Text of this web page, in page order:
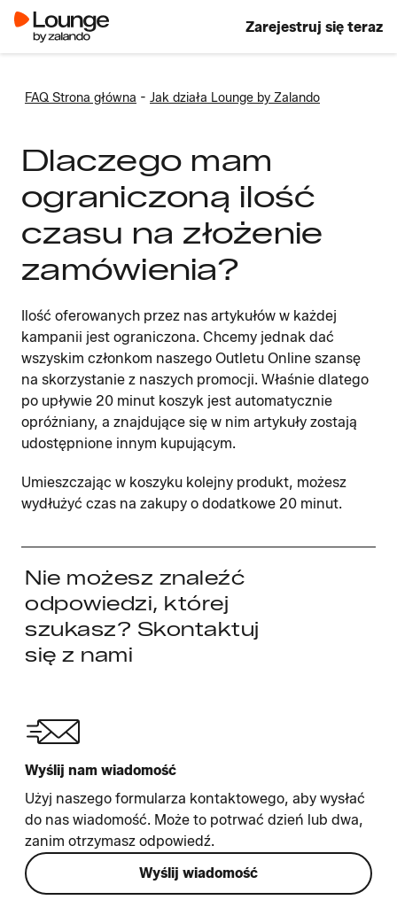
Zarejestruj się teraz
FAQ Strona główna - Jak działa Lounge by Zalando
Dlaczego mam
ograniczoną ilość
czasu na złożenie
zamówienia?
Ilość oferowanych przez nas artykułów w każdej
kampanii jest ograniczona. Chcemy jednak dać
wszyskim członkom naszego Outletu Online szansę
na skorzystanie z naszych promocji. Właśnie dlatego
po upływie 20 minut koszyk jest automatycznie
opróżniany, a znajdujące się w nim artykuły zostają
udostępnione innym kupującym.
Umieszczając w koszyku kolejny produkt, możesz
wydłużyć czas na zakupy o dodatkowe 20 minut.
Nie możesz znaleźć
odpowiedzi, której
szukasz? Skontaktuj
się z nami
Wyślij nam wiadomość
Użyj naszego formularza kontaktowego, aby wysłać
do nas wiadomość. Może to potrwać dzień lub dwa,
zanim otrzymasz odpowiedź.
Wyślij wiadomość